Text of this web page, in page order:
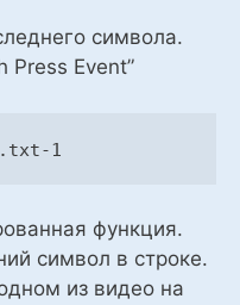
символа.
Press Event”
1
функция.
символ в строке.
из видео на